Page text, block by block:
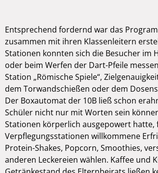
Entsprechend fordernd war das
zusammen mit ihren Klassenleitern
Stationen konnten sich die Besucher im
oder beim Werfen der Dart-Pfeile
Station „Römische Spiele“,
dem Torwandschießen oder dem
Der Boxautomat der 10B ließ schon
Schüler nicht nur mit Worten sein
Stationen körperlich ausgepowert hatte,
Verpflegungsstationen willkommene
Protein-Shakes, Popcorn, Smoothies,
anderen Leckereien wählen. Kaffee und